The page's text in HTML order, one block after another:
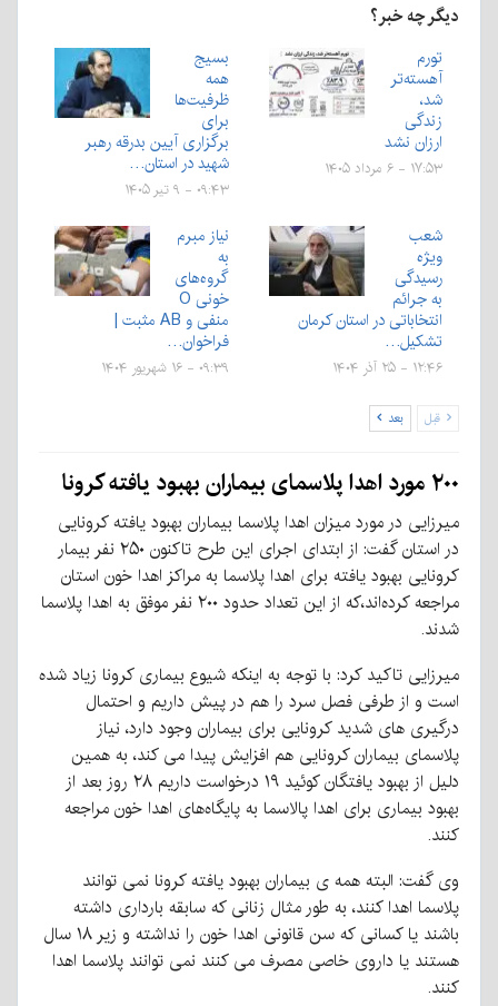
دیگر چه خبر؟
تورم
آهسته‌تر
شد،
زندگی
ارزان نشد
۱۷:۵۳ - ۶ مرداد ۱۴۰۵
بسیج
همه
ظرفیت‌ها
برای
برگزاری آیین بدرقه رهبر
شهید در استان…
۰۹:۴۳ - ۹ تیر ۱۴۰۵
شعب
ویژه
رسیدگی
به جرائم
انتخاباتی در استان کرمان
تشکیل…
۱۲:۴۶ - ۲۵ آذر ۱۴۰۴
نیاز مبرم
به
گروه‌های
خونی O
منفی و AB مثبت |
فراخوان…
۰۹:۳۹ - ۱۶ شهریور ۱۴۰۴
قبل بعد
۲۰۰ مورد اهدا پلاسمای بیماران بهبود یافته کرونا
میرزایی در مورد میزان اهدا پلاسما بیماران بهبود یافته کرونایی
در استان گفت: از ابتدای اجرای این طرح تاکنون ۲۵۰ نفر بیمار
کرونایی بهبود یافته برای اهدا پلاسما به مراکز اهدا خون استان
مراجعه کرده‌اند،که از این تعداد حدود ۲۰۰ نفر موفق به اهدا پلاسما
شدند.
میرزایی تاکید کرد: با توجه به اینکه شیوع بیماری کرونا زیاد شده
است و از طرفی فصل سرد را هم در پیش داریم و احتمال
درگیری های شدید کرونایی برای بیماران وجود دارد، نیاز
پلاسمای بیماران کرونایی هم افزایش پیدا می کند، به همین
دلیل از بهبود یافتگان کوئید ۱۹ درخواست داریم ۲۸ روز بعد از
بهبود بیماری برای اهدا پالاسما به پایگاه‌های اهدا خون مراجعه
کنند.
وی گفت: البته همه ی بیماران بهبود یافته کرونا نمی توانند
پلاسما اهدا کنند، به طور مثال زنانی که سابقه بارداری داشته
باشند یا کسانی که سن قانونی اهدا خون را نداشته و زیر ۱۸ سال
هستند یا داروی خاصی مصرف می کنند نمی توانند پلاسما اهدا
کنند.